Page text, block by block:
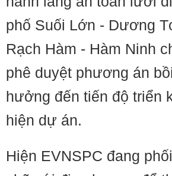
phố Suối Lớn - Dương
Rạch Hàm - Hàm Ninh
phê duyệt phương án
hưởng đến tiến độ triển
hiện dự án.
Hiện EVNSPC đang